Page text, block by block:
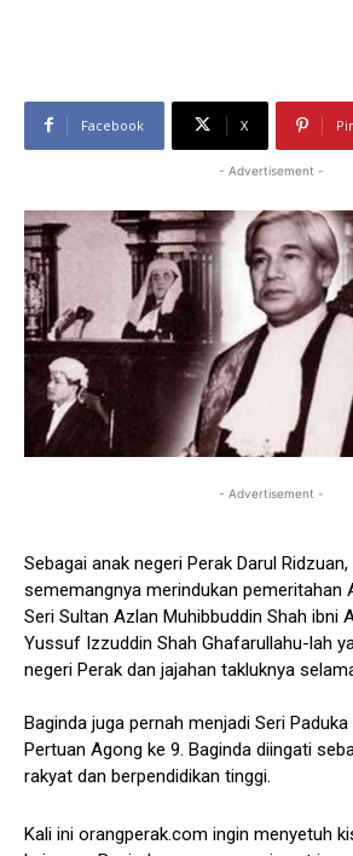
Facebook X
- Advertisement -
- Advertisement -
Sebagai anak negeri Perak Darul
sememangnya merindukan pemeritahan
Seri Sultan Azlan Muhibbuddin Shah ibni
Yussuf Izzuddin Shah Ghafarullahu-lah
negeri Perak dan jajahan takluknya
Baginda juga pernah menjadi Seri Paduka
Pertuan Agong ke 9. Baginda diingati
rakyat dan berpendidikan tinggi.
Kali ini orangperak.com ingin menyetuh